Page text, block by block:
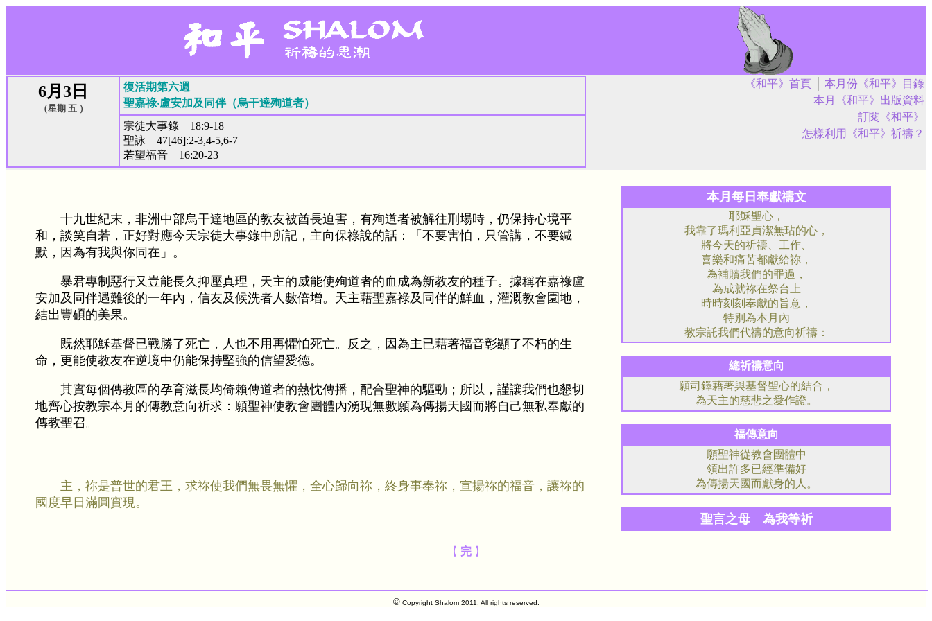
6月3日
（星期 五 ）
復活期第六週
聖嘉祿‧盧安加及同伴（烏干達殉道者）
宗徒大事錄 18:9-18
聖詠 47[46]:2-3,4-5,6-7
若望福音 16:20-23
《和平》首頁
本月份《和平》目錄
本月《和平》出版資料
訂閱《和平》
怎樣利用《和平》祈禱？
十九世紀末，非洲中部烏干達地區的教友被酋長迫害，有殉道者被解往刑場時，仍保持心境平
和，談笑自若，正好對應今天宗徒大事錄中所記，主向保祿說的話：「不要害怕，只管講，不要緘
默，因為有我與你同在」。
暴君專制惡行又豈能長久抑壓真理，天主的威能使殉道者的血成為新教友的種子。據稱在嘉祿盧
安加及同伴遇難後的一年內，信友及候洗者人數倍增。天主藉聖嘉祿及同伴的鮮血，灌溉教會園地，
結出豐碩的美果。
既然耶穌基督已戰勝了死亡，人也不用再懼怕死亡。反之，因為主已藉著福音彰顯了不朽的生
命，更能使教友在逆境中仍能保持堅強的信望愛德。
其實每個傳教區的孕育滋長均倚賴傳道者的熱忱傳播，配合聖神的驅動；所以，謹讓我們也懇切
地齊心按教宗本月的傳教意向祈求：願聖神使教會團體內湧現無數願為傳揚天國而將自己無私奉獻的
傳教聖召。
主，祢是普世的君王，求祢使我們無畏無懼，全心歸向祢，終身事奉祢，宣揚祢的福音，讓祢的
國度早日滿圓實現。
本月每日奉獻禱文
耶穌聖心，
我靠了瑪利亞貞潔無玷的心，
將今天的祈禱、工作、
喜樂和痛苦都獻給祢，
為補贖我們的罪過，
為成就祢在祭台上
時時刻刻奉獻的旨意，
特別為本月內
教宗託我們代禱的意向祈禱：
總祈禱意向
願司鐸藉著與基督聖心的結合，
為天主的慈悲之愛作證。
福傳意向
願聖神從教會團體中
領出許多已經準備好
為傳揚天國而獻身的人。
聖言之母 為我等祈
【 完 】
©Copyright Shalom 2011. All rights reserved.